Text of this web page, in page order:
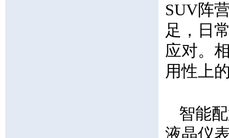
SUV阵
足，日
应对。
用性上
智能
液晶仪